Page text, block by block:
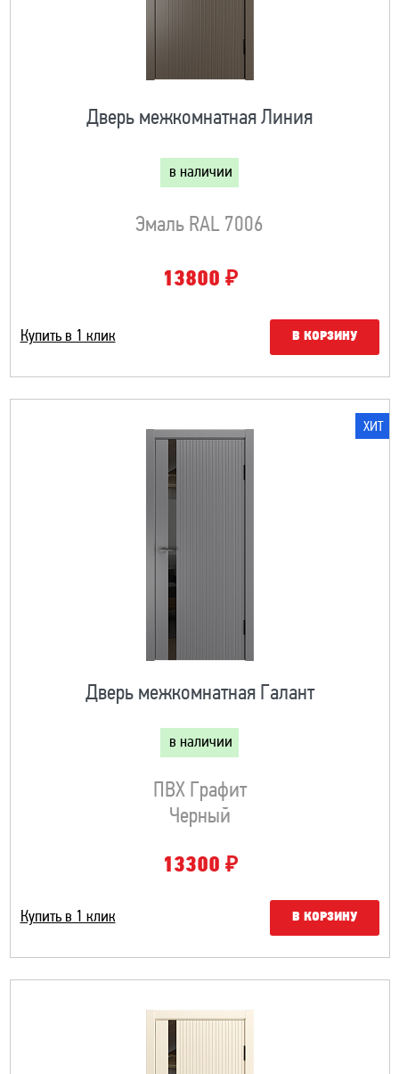
Дверь межкомнатная Линия
в наличии
Эмаль RAL 7006
13800 ₽
Купить в 1 клик В КОРЗИНУ
ХИТ
Дверь межкомнатная Галант
в наличии
ПВХ Графит
Черный
13300 ₽
Купить в 1 клик В КОРЗИНУ